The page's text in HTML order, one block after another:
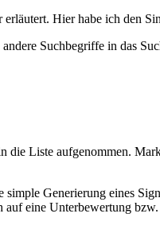
erläutert. Hier habe ich den
Suchbegriffe in das
Liste aufgenommen.
simple Generierung eines
eine Unterbewertung